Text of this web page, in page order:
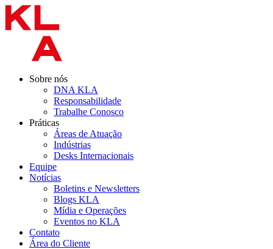
para
o
conteúdo
Sobre nós
DNA KLA
Responsabilidade
Trabalhe Conosco
Práticas
Áreas de Atuação
Indústrias
Desks Internacionais
Equipe
Notícias
Boletins e Newsletters
Blogs KLA
Mídia e Operações
Eventos no KLA
Contato
Área do Cliente